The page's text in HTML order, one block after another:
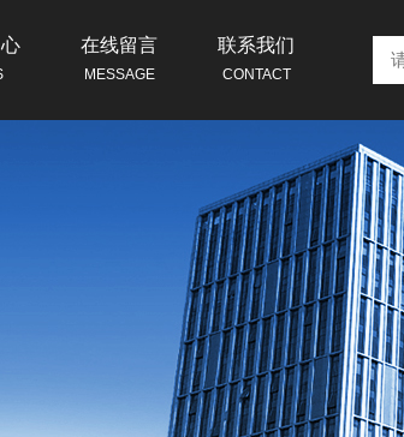
在线留言
MESSAGE
联系我们
CONTACT